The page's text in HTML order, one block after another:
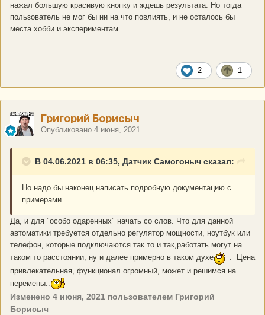
нажал большую красивую кнопку и ждешь результата. Но тогда
пользователь не мог бы ни на что повлиять, и не осталось бы
места хобби и экспериментам.
2 1
Григорий Борисыч
Опубликовано 4 июня, 2021
В 04.06.2021 в 06:35, Датчик Самогоныч сказал:
Но надо бы наконец написать подробную документацию с
примерами.
Да, и для "особо одаренных" начать со слов. Что для данной
автоматики требуется отдельно регулятор мощности, ноутбук или
телефон, которые подключаются так то и так,работать могут на
таком то расстоянии, ну и далее примерно в таком духе
. Цена
привлекательная, функционал огромный, может и решимся на
перемены..
Изменено 4 июня, 2021 пользователем Григорий
Борисыч